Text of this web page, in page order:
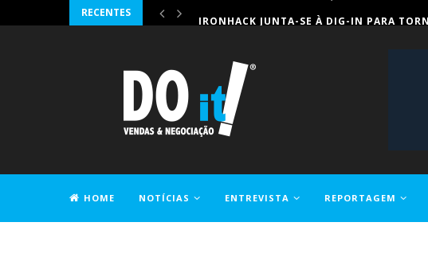
RECENTES IRONHACK JUNTA-SE À DIG-IN PARA
HOME NOTÍCIAS ENTREVISTA REPORTAGEM